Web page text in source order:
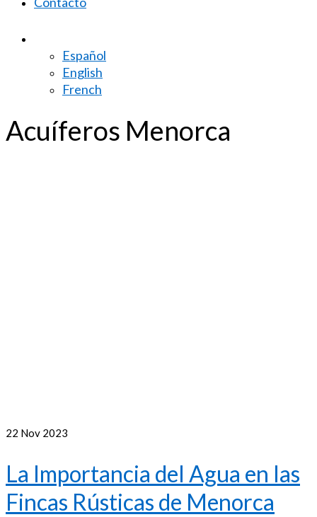
Español
English
French
Acuíferos Menorca
22 Nov 2023
La Importancia del Agua en las
Fincas Rústicas de Menorca